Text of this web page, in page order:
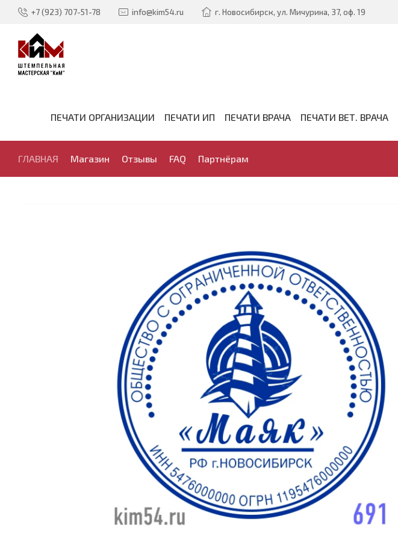
+7 (923) 707-51-78 info@kim54.ru г. Новосибирск, ул. Мичурина, 37, оф. 19
ПЕЧАТИ ОРГАНИЗАЦИИ ПЕЧАТИ ИП ПЕЧАТИ ВРАЧА ПЕЧАТИ ВЕТ. ВРАЧА
ГЛАВНАЯ Магазин Отзывы FAQ Партнёрам